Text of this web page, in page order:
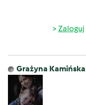
Zaloguj
Grażyna Kamińska